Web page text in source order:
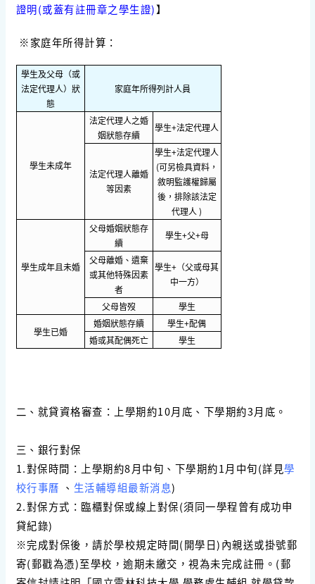
證明(或蓋有註冊章之學生證)】
※家庭年所得計算：
學生及父母（或
法定代理人）狀
態
家庭年所得列計人員
學生未成年
法定代理人之婚
姻狀態存續
學生+法定代理人
法定代理人離婚
等因素
學生+法定代理人
(可另檢具資料，
敘明監護權歸屬
後，排除該法定
代理人 )
學生成年且未婚
父母婚姻狀態存
續
學生+父+母
父母離婚、遺棄
或其他特殊因素
者
學生+（父或母其
中一方）
父母皆歿 學生
學生已婚
婚姻狀態存續
學生+配偶
婚或其配偶死亡
學生
二、就貸資格審查 ：上學期約10月底、下學期約3月底。
三、銀行對保
1.對保時間：上學期約8月中旬、下學期約1月中旬(詳見學
校行事曆 、 生活輔導組最新消息)
2.對保方式：臨櫃對保或線上對保(須同一學程曾有成功申
貸紀錄)
※完成對保後，請於學校規定時間(開學日)內親送或掛號郵
寄(郵戳為憑)至學校，逾期未繳交，視為未完成註冊。(郵